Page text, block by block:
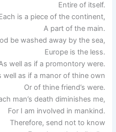
Entire of itself.
is a piece of the continent,
A part of the main.
be washed away by the sea,
Europe is the less.
well as if a promontory were.
well as if a manor of thine own
Or of thine friend’s were.
man’s death diminishes me,
For I am involved in mankind.
Therefore, send not to know